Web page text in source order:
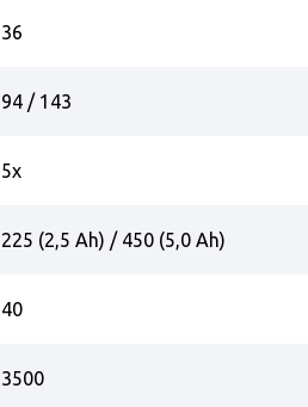
36
94 / 143
5x
225 (2,5 Ah) / 450 (5,0 Ah)
40
3500